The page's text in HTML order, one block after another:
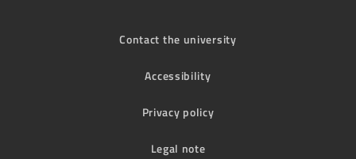
Contact the university
Accessibility
Privacy policy
Legal note